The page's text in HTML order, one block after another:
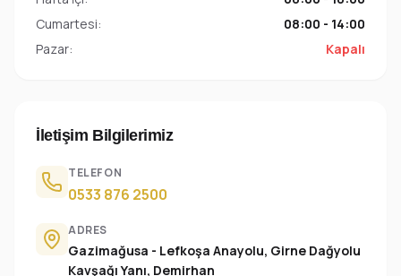
Cumartesi:
08:00 - 14:00
Pazar:
Kapalı
İletişim Bilgilerimiz
TELEFON
0533 876 2500
ADRES
Gazimağusa - Lefkoşa Anayolu, Girne Dağyolu
Kavşağı Yanı, Demirhan